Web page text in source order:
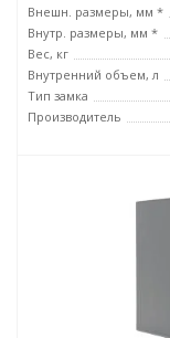
Внешн. размеры, мм *
Внутр. размеры, мм *
Вес, кг
Внутренний объем, л
Тип замка
Производитель